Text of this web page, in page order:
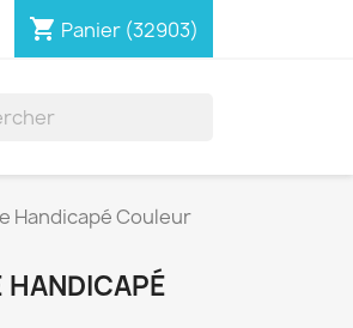
shopping_cart Panier (32903)
Handicapé Couleur
HANDICAPÉ